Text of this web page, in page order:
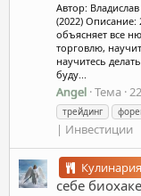
Автор:
(2022) Описание:
объясняет все
торговлю,
научитесь
буду...
Angel Тема
трейдинг
| Инвестиции
Кулинария
себе